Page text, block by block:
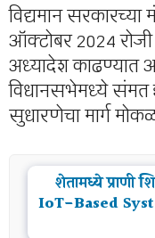
विद्यमान सरकारच्या
ऑक्टोबर 2024 रोजी
अध्यादेश काढण्यात
विधानसभेमध्ये संमत
सुधारणेचा मार्ग
शेतामध्ये प्राणी
IoT-Based